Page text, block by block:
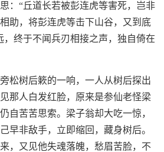
：“丘道长若被彭连虎等害死，岂非
助，将彭连虎等击下山谷，又到底
，终于不闻兵刃相接之声，独自倚在
松树后簌的一响，一人从树后探出
那人白发红脸，原来是参仙老怪梁
自苦苦思索。梁子翁却大吃一惊，
早非敌手，立即缩回，藏身树后。
，又见他失魂落魄，愁眉苦脸，不